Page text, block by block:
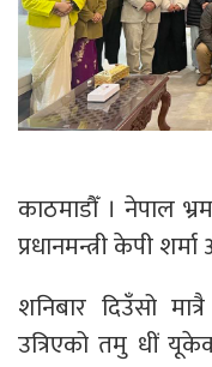
काठमाडौँ । नेपाल
प्रधानमन्त्री केपी
शनिबार दिउँसो मात्रै
उत्रिएको तमु धीं